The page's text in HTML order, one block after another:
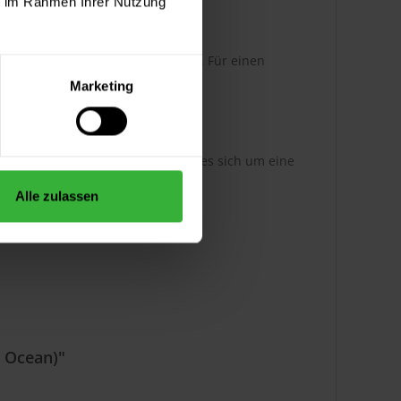
Marketing
Alle zulassen
Farbmuster abweichen. Für einen
zu verwenden.
angemischt. Damit handelt es sich um eine